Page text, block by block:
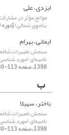
ایزدی، علی
موانع مؤثر در
بناجوی شمالی)[دوره 9، شماره 31، 1398، صفحه 53-72]
ایمانی، بهرام
سنجش تغییرات
ناحیه‌‌ای (مورد
1398، صفحه 113-130]
ب
باختر، سهیلا
سنجش تغییرات
ناحیه‌‌ای (مورد
1398، صفحه 113-130]